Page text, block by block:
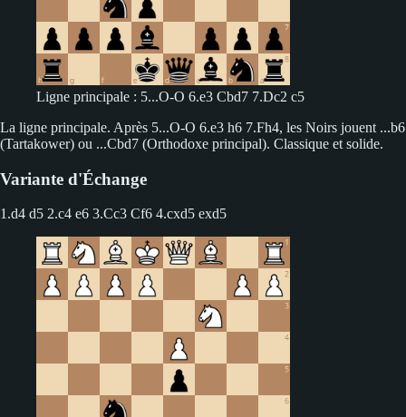
Ligne principale : 5...O-O 6.e3 Cbd7 7.Dc2 c5
La ligne principale. Après 5...O-O 6.e3 h6 7.Fh4, les Noirs jouent ...b6
(Tartakower) ou ...Cbd7 (Orthodoxe principal). Classique et solide.
Variante d'Échange
1.d4 d5 2.c4 e6 3.Cc3 Cf6 4.cxd5 exd5